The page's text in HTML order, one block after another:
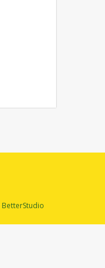
BetterStudio